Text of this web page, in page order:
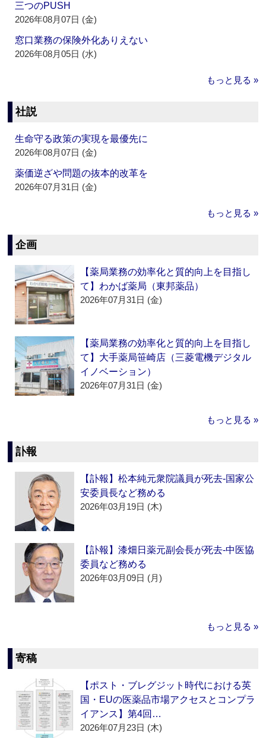
三つのPUSH
2026年08月07日 (金)
窓口業務の保険外化ありえない
2026年08月05日 (水)
もっと見る »
社説
生命守る政策の実現を最優先に
2026年08月07日 (金)
薬価逆ざや問題の抜本的改革を
2026年07月31日 (金)
もっと見る »
企画
【薬局業務の効率化と質的向上を目指し
て】わかば薬局（東邦薬品）
2026年07月31日 (金)
【薬局業務の効率化と質的向上を目指し
て】大手薬局笹崎店（三菱電機デジタル
イノベーション）
2026年07月31日 (金)
もっと見る »
訃報
【訃報】松本純元衆院議員が死去‐国家公
安委員長など務める
2026年03月19日 (木)
【訃報】漆畑日薬元副会長が死去‐中医協
委員など務める
2026年03月09日 (月)
もっと見る »
寄稿
【ポスト・ブレグジット時代における英
国・EUの医薬品市場アクセスとコンプラ
イアンス】第4回…
2026年07月23日 (木)